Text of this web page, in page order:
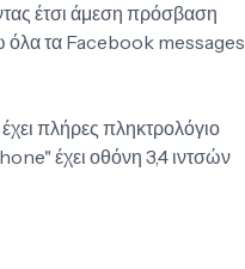
έτσι άμεση πρόσβαση
όλα τα Facebook messages
πλήρες πληκτρολόγιο
έχει οθόνη 3,4 ιντσών